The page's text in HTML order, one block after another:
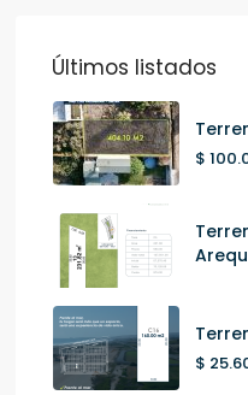
Últimos listados
$
$